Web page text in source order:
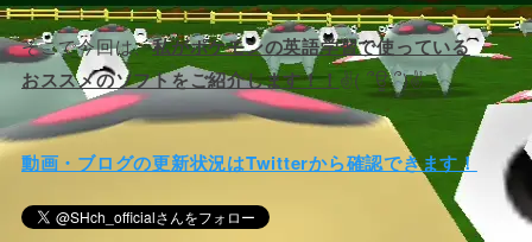
そこで今回は、私がポケモンの英語学習で使っている
おススメのソフトをご紹介します！！ ✌( ՞ਊ ՞)✌
動画・ブログの更新状況はTwitterから確認できます！